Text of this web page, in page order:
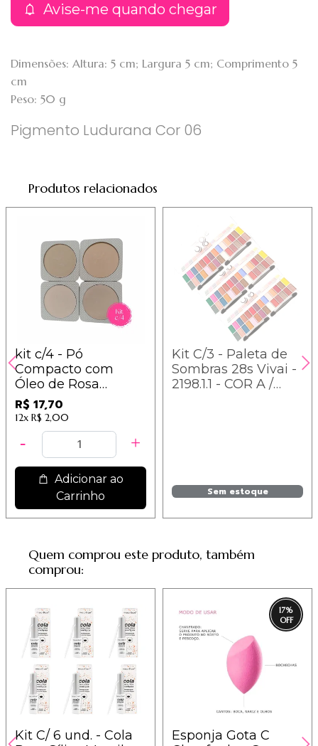
Avise-me quando chegar
Dimensões: Altura: 5 cm; Largura 5 cm; Comprimento 5
cm
Peso: 50 g
Pigmento Ludurana Cor 06
Produtos relacionados
kit c/4 - Pó
Compacto com
Óleo de Rosa
Mosqueta Cores 1 a
4 Ludurana - ECO-
R$ 17,70
12x R$ 2,00
Adicionar ao
Carrinho
Kit C/3 - Paleta de
Sombras 28s Vivai -
2198.1.1 - COR A /
Sem estoque
Quem comprou este produto, também
comprou:
Kit C/ 6 und. - Cola
17%
Esponja Gota C